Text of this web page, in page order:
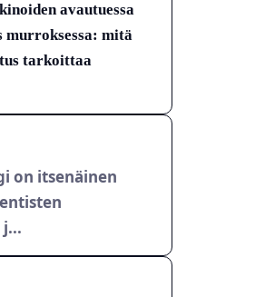
avautuessa
murroksessa: mitä
tarkoittaa
on itsenäinen